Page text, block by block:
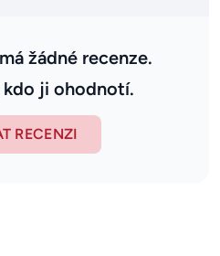
žádné recenze.
ji ohodnotí.
RECENZI